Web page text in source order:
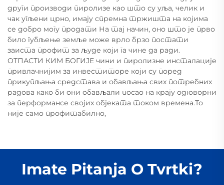
други производи пиролизе као што су уља, челик и
чак угљени црно, имају спремна тржишта на којима
се добро могу продати На тај начин, оно што је прво
било губљење земље може врло брзо постати
заиста профит за људе који га чине да ради.
ОТПАСТИ КИМ БОГИЈЕ чини и пиролизне инсталације
привлачнијим за инвеститоре који су поред
прикупљања средстава и обављања свих потребних
радова како би они обављали посао на крају одговорни
за перформансе својих објеката током времена.То
није само профитабилно,
Imate Pitanja O Tvrtki?